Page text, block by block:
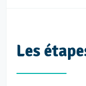
Les